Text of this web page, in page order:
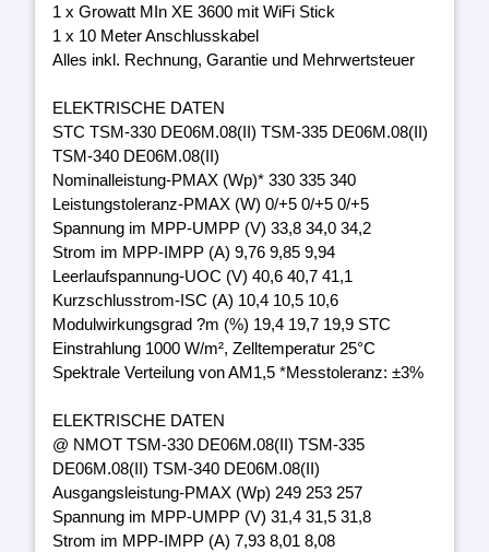
1 x Growatt MIn XE 3600 mit WiFi Stick
1 x 10 Meter Anschlusskabel
Alles inkl. Rechnung, Garantie und Mehrwertsteuer
ELEKTRISCHE DATEN
STC TSM-330 DE06M.08(II) TSM-335 DE06M.08(II)
TSM-340 DE06M.08(II)
Nominalleistung-PMAX (Wp)* 330 335 340
Leistungstoleranz-PMAX (W) 0/+5 0/+5 0/+5
Spannung im MPP-UMPP (V) 33,8 34,0 34,2
Strom im MPP-IMPP (A) 9,76 9,85 9,94
Leerlaufspannung-UOC (V) 40,6 40,7 41,1
Kurzschlusstrom-ISC (A) 10,4 10,5 10,6
Modulwirkungsgrad ?m (%) 19,4 19,7 19,9 STC
Einstrahlung 1000 W/m², Zelltemperatur 25°C
Spektrale Verteilung von AM1,5 *Messtoleranz: ±3%
ELEKTRISCHE DATEN
@ NMOT TSM-330 DE06M.08(II) TSM-335
DE06M.08(II) TSM-340 DE06M.08(II)
Ausgangsleistung-PMAX (Wp) 249 253 257
Spannung im MPP-UMPP (V) 31,4 31,5 31,8
Strom im MPP-IMPP (A) 7,93 8,01 8,08